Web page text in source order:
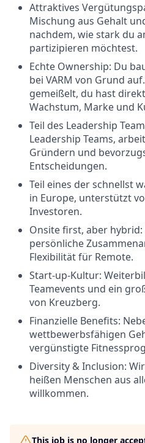
Attraktives
Mischung aus Gehalt
nachdem, wie stark du
partizipieren möchtest.
Echte Ownership: Du
bei VARM von Grund
gemeißelt, du hast
Wachstum, Marke und
Teil des Leadership
Leadership Teams,
Gründern und
Entscheidungen.
Teil eines der schnellst
in Europe, unterstützt
Investoren.
Onsite first, aber
persönliche
Flexibilität für Remote.
Start-up-Kultur:
Teamevents und ein
von Kreuzberg.
Finanzielle Benefits:
wettbewerbsfähigen
vergünstigte
Diversity & Inclusion:
heißen Menschen aus
willkommen.
This job is no longer